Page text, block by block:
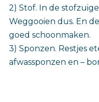
2) Stof. In de
Weggooien dus. En
goed schoonmaken.
3) Sponzen. Restjes
afwassponzen en –